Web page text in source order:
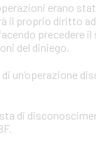
erano
il proprio diritto
precedere
del diniego.
un’operazione
di